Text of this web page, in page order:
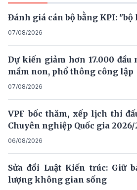
Đánh giá cán bộ bằng KPI:
07/08/2026
Dự kiến giảm hơn 17.000 đầu
mầm non, phổ thông công lập
07/08/2026
VPF bốc thăm, xếp lịch thi
Chuyên nghiệp Quốc gia 2026/
06/08/2026
Sửa đổi Luật Kiến trúc: Giữ
lượng không gian sống